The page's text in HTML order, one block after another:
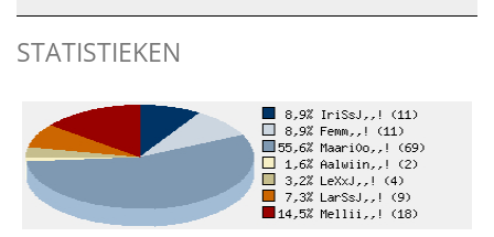
STATISTIEKEN